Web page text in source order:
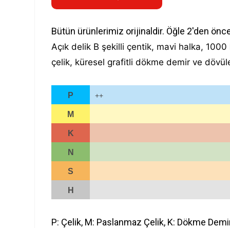
Bütün ürünlerimiz orijinaldir. Öğle 2'den
Açık delik B şekilli çentik, mavi halka, 1000
çelik, küresel grafitli dökme demir ve
P ++
M
K
N
S
H
P: Çelik, M: Paslanmaz Çelik, K: Dökme